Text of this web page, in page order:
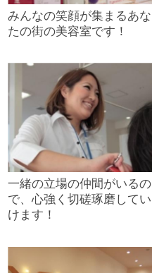
みんなの笑顔が集まるあな
たの街の美容室です！
一緒の立場の仲間がいるの
で、心強く切磋琢磨してい
けます！